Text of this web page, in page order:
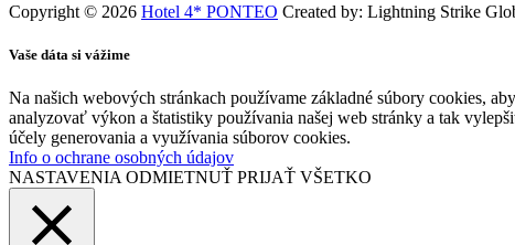
Copyright © 2026 Hotel 4* PONTEO Created by: Lightning Strike
Vaše dáta si vážime
Na našich webových stránkach používame základné súbory cookies,
analyzovať výkon a štatistiky používania našej web stránky a tak
účely generovania a využívania súborov cookies.
Info o ochrane osobných údajov
NASTAVENIA ODMIETNUŤ PRIJAŤ VŠETKO